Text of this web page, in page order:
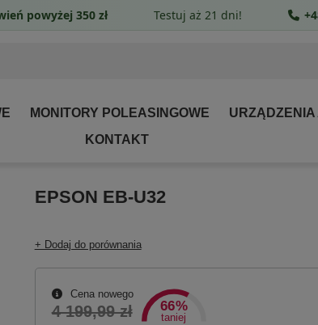
MONITORY POLEASINGOWE URZĄDZENIA
KONTAKT
EPSON EB-U32
+ Dodaj do porównania
Cena nowego
4 199,99 zł 66%
taniej
powyżej 350 zł Testuj aż 21 dni!